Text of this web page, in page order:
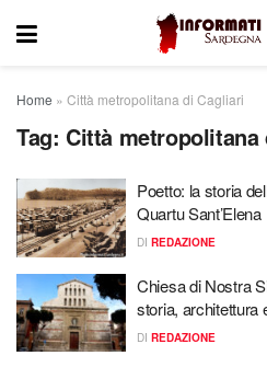
Home » Città metropolitana di Cagliari
Tag: Città metropolitana
Poetto: la storia
Quartu Sant’Elena
DI REDAZIONE
Chiesa di Nostra
storia, architettura
DI REDAZIONE